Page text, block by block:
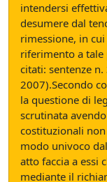
intendersi
desumere dal
rimessione, in
riferimento a tale
citati: sentenze
2007).Secondo
la questione di
scrutinata
costituzionali
modo univoco
atto faccia a essi
mediante il